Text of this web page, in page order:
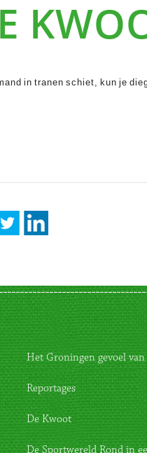
in tranen schiet, kun je
Het Groningen gevoel van
Reportages
De Kwoot
De Sportwereld Rond in